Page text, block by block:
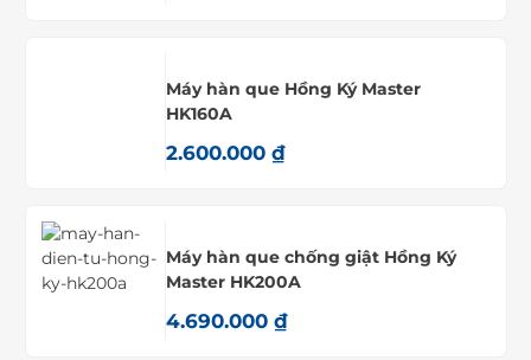
Máy hàn que Hồng Ký Master
HK160A
2.600.000 ₫
Máy hàn que chống giật Hồng Ký
Master HK200A
4.690.000 ₫